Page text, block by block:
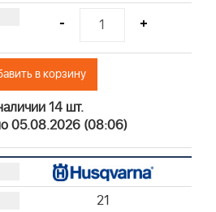
- +
в корзину
14 шт.
05.08.2026 (08:06)
21